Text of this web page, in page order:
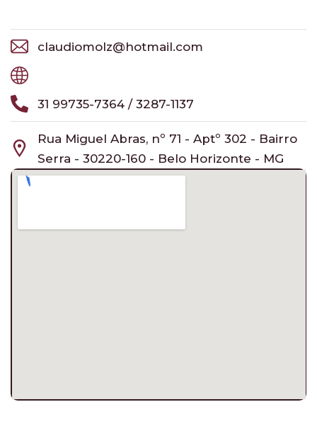
claudiomolz@hotmail.com
31 99735-7364 / 3287-1137
Rua Miguel Abras, nº 71 - Aptº 302 - Bairro
Serra - 30220-160 - Belo Horizonte - MG